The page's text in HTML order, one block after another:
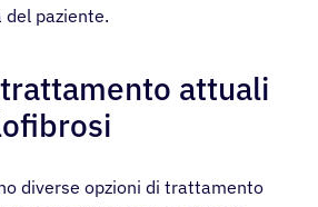
paziente.
attuali
diverse opzioni di trattamento